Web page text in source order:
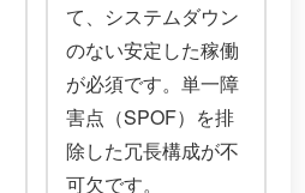
て、システムダウン
のない安定した稼働
が必須です。単一障
害点（SPOF）を排
除した冗長構成が不
可欠です。